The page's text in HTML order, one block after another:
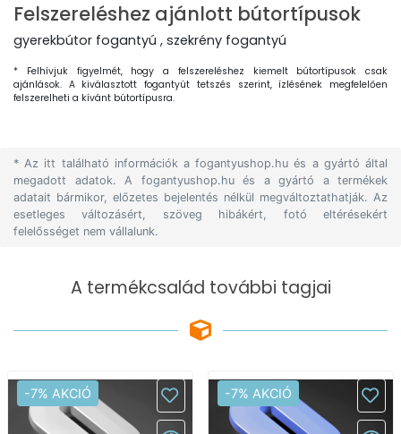
Felszereléshez ajánlott bútortípusok
gyerekbútor fogantyú , szekrény fogantyú
* Felhívjuk figyelmét, hogy a felszereléshez kiemelt bútortípusok csak
ajánlások. A kiválasztott fogantyút tetszés szerint, ízlésének megfelelően
felszerelheti a kívánt bútortípusra.
* Az itt található információk a fogantyushop.hu és a gyártó által
megadott adatok. A fogantyushop.hu és a gyártó a termékek
adatait bármikor, előzetes bejelentés nélkül megváltoztathatják. Az
esetleges változásért, szöveg hibákért, fotó eltérésekért
felelősséget nem vállalunk.
A termékcsalád további tagjai
-7% AKCIÓ -7% AKCIÓ